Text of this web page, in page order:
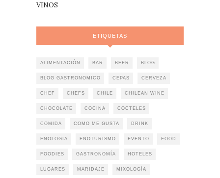
VINOS
ETIQUETAS
ALIMENTACIÓN BAR BEER BLOG
BLOG GASTRONOMICO CEPAS CERVEZA
CHEF CHEFS CHILE CHILEAN WINE
CHOCOLATE COCINA COCTELES
COMIDA COMO ME GUSTA DRINK
ENOLOGIA ENOTURISMO EVENTO FOOD
FOODIES GASTRONOMÍA HOTELES
LUGARES MARIDAJE MIXOLOGÍA